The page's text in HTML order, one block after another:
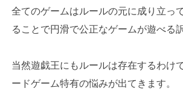
全てのゲームはルールの元に成り立っ
ることで円滑で公正なゲームが遊べる訳
当然遊戯王にもルールは存在するわけ
ードゲーム特有の悩みが出てきます。